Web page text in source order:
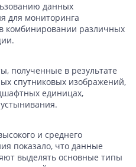
данных
для мониторинга
комбинировании различных
полученные в результате
спутниковых изображений,
единицах,
и среднего
показало, что данные
выделять основные типы